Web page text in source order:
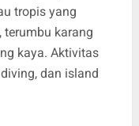
tropis yang
terumbu karang
kaya. Aktivitas
dan island